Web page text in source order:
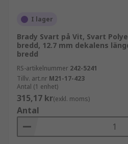
Etikettskrivartejper kan
följande applikationer
Filer och pärmar
Frakt/posthantering
Allmän identifiering –
dörren' 'Vänligen håll
Besökarbrickor/
Förvaring, hyllor, lådor
I lager
Brady Svart på Vit, Svart
bredd, 12.7 mm dekalens
bredd
RS-artikelnummer 242-5241
Tillv. art.nr M21-17-423
Antal (1 enhet)
315,17 kr(exkl. moms)
Antal